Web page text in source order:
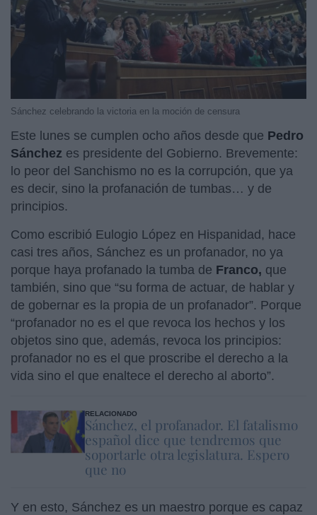
Sánchez celebrando la victoria en la moción de censura
Este lunes se cumplen ocho años desde que Pedro
Sánchez es presidente del Gobierno. Brevemente:
lo peor del Sanchismo no es la corrupción, que ya
es decir, sino la profanación de tumbas… y de
principios.
Como escribió Eulogio López en Hispanidad, hace
casi tres años, Sánchez es un profanador, no ya
porque haya profanado la tumba de Franco, que
también, sino que “su forma de actuar, de hablar y
de gobernar es la propia de un profanador”. Porque
“profanador no es el que revoca los hechos y los
objetos sino que, además, revoca los principios:
profanador no es el que proscribe el derecho a la
vida sino el que enaltece el derecho al aborto”.
RELACIONADO
Sánchez, el profanador. El fatalismo
español dice que tendremos que
soportarle otra legislatura. Espero
que no
Y en esto, Sánchez es un maestro porque es capaz